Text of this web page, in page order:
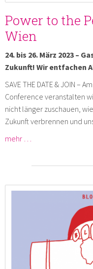
Power to the
Wien
24. bis 26. März 2023 –
Zukunft! Wir entfachen
SAVE THE DATE & JOIN –
Conference veranstalten
nicht länger zuschauen,
Zukunft verbrennen und
mehr …